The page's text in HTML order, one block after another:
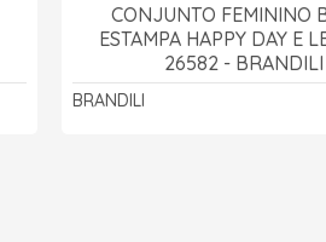
CONJUNTO FEMININO
ESTAMPA HAPPY DAY E
26582 - BRANDILI
BRANDILI